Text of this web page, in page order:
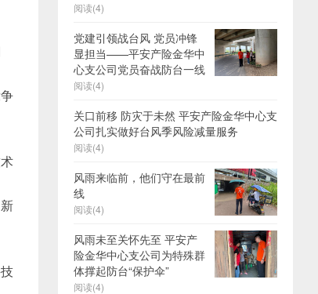
阅读(4)
党建引领战台风 党员冲锋
显担当——平安产险金华中
心支公司党员奋战防台一线
阅读(4)
关口前移 防灾于未然 平安产险金华中心支
公司扎实做好台风季风险减量服务
阅读(4)
风雨来临前，他们守在最前
线
阅读(4)
风雨未至关怀先至 平安产
险金华中心支公司为特殊群
体撑起防台“保护伞”
阅读(4)